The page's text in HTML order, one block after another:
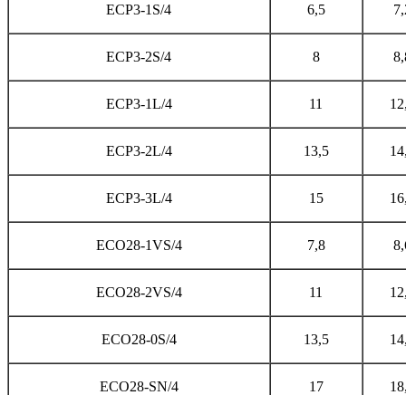
ECP3-1S/4 6,5
ECP3-2S/4 8
ECP3-1L/4 11
ECP3-2L/4 13,5
ECP3-3L/4 15
ECO28-1VS/4 7,8
ECO28-2VS/4 11
ECO28-0S/4 13,5
ECO28-SN/4 17